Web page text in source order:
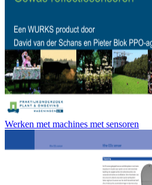
Werken met machines met sensoren